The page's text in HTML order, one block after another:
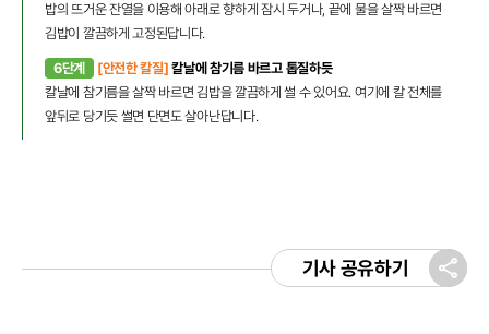
밥의 뜨거운 잔열을 이용해 아래로 향하게 잠시 두거나, 끝에 물을 살짝 바르면
김밥이 깔끔하게 고정된답니다.
6단계 [안전한 칼질]칼날에 참기름 바르고 톱질하듯
칼날에 참기름을 살짝 바르면 김밥을 깔끔하게 썰 수 있어요. 여기에 칼 전체를
앞뒤로 당기듯 썰면 단면도 살아난답니다.
기사 공유하기